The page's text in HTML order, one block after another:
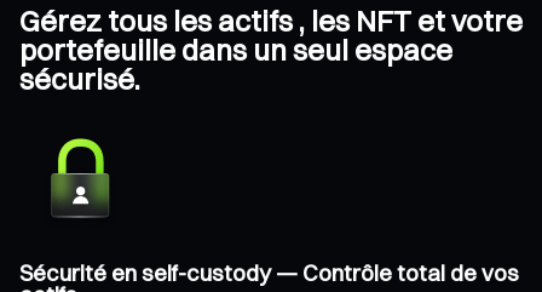
Gérez tous les actifs , les NFT et votre
portefeuille dans un seul espace
sécurisé.
Sécurité en self-custody — Contrôle total de vos